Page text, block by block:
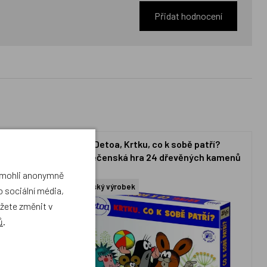
Přidat hodnocení
Detoa, Krtku, co k sobě patří?
společenská hra 24 dřevěných kamenů
Český výrobek
anonymně
sociální média,
změnit v